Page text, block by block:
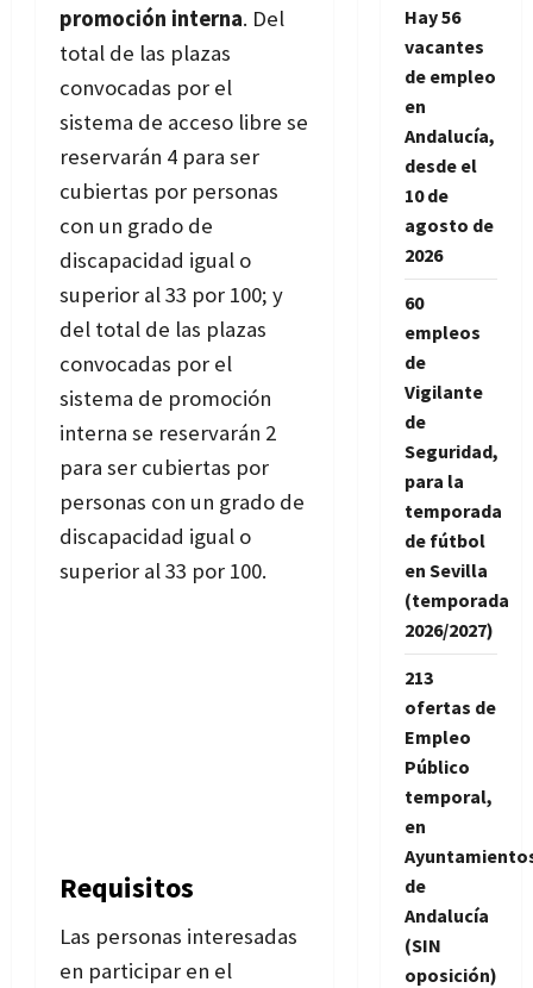
promoción interna. Del
total de las plazas
convocadas por el
sistema de acceso libre se
reservarán 4 para ser
cubiertas por personas
con un grado de
discapacidad igual o
superior al 33 por 100; y
del total de las plazas
convocadas por el
sistema de promoción
interna se reservarán 2
para ser cubiertas por
personas con un grado de
discapacidad igual o
superior al 33 por 100.
Requisitos
Las personas interesadas
en participar en el
Hay 56
vacantes
de empleo
en
Andalucía,
desde el
10 de
agosto de
2026
60
empleos
de
Vigilante
de
Seguridad,
para la
temporada
de fútbol
en Sevilla
(temporada
2026/2027)
213
ofertas de
Empleo
Público
temporal,
en
de
Andalucía
(SIN
oposición)